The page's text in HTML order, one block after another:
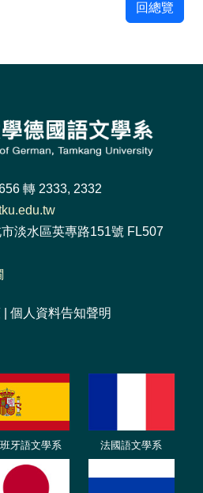
回總覽
轉 2333, 2332
淡水區英專路151號 FL507
個人資料告知聲明
牙語文學系 法國語文學系